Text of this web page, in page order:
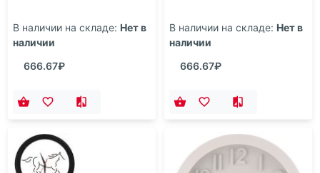
В наличии на складе: Нет в
наличии
666.67₽
В наличии на складе: Нет в
наличии
666.67₽